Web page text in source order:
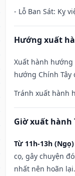
- Lỗ Ban Sát: Kỵ
Hướng xuất
Xuất hành hướng
hướng Chính Tây
Tránh xuất hành
Giờ xuất hành
Từ 11h-13h
cọ, gây chuyện
nhất nên hoãn